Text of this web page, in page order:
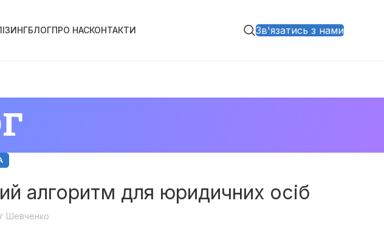
БЛОГПРО НАСКОНТАКТИ Зв'язатись з нами
алгоритм для юридичних осіб
Шевченко